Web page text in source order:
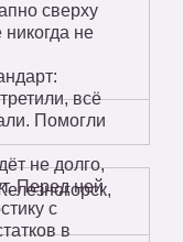
сверху
никогда не
всё
Помогли
не долго,
Перед ней
с
в